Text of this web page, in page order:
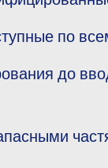
по
до